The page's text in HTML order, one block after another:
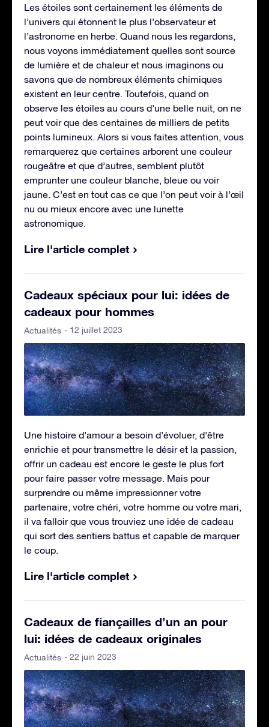
Les étoiles sont certainement les éléments de
l’univers qui étonnent le plus l’observateur et
l’astronome en herbe. Quand nous les regardons,
nous voyons immédiatement quelles sont source
de lumière et de chaleur et nous imaginons ou
savons que de nombreux éléments chimiques
existent en leur centre. Toutefois, quand on
observe les étoiles au cours d’une belle nuit, on ne
peut voir que des centaines de milliers de petits
points lumineux. Alors si vous faites attention, vous
remarquerez que certaines arborent une couleur
rougeâtre et que d’autres, semblent plutôt
emprunter une couleur blanche, bleue ou voir
jaune. C’est en tout cas ce que l’on peut voir à l’œil
nu ou mieux encore avec une lunette
astronomique.
Lire l'article complet
Cadeaux spéciaux pour lui: idées de
cadeaux pour hommes
Actualités - 12 juillet 2023
Une histoire d’amour a besoin d’évoluer, d’être
enrichie et pour transmettre le désir et la passion,
offrir un cadeau est encore le geste le plus fort
pour faire passer votre message. Mais pour
surprendre ou même impressionner votre
partenaire, votre chéri, votre homme ou votre mari,
il va falloir que vous trouviez une idée de cadeau
qui sort des sentiers battus et capable de marquer
le coup.
Lire l'article complet
Cadeaux de fiançailles d’un an pour
lui: idées de cadeaux originales
Actualités - 22 juin 2023